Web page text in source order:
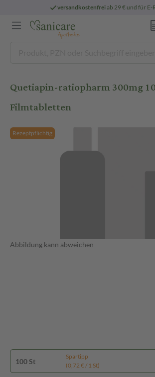
versandkostenfreiab 29 € und für E-
Quetiapin-ratiopharm 300mg
Filmtabletten
Rezeptpflichtig
Abbildung kann abweichen
100 St
Spartipp
(0,72 € / 1 St)